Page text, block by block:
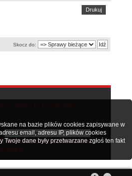
Drukuj
Skocz do:
- Theme by LinuxPanda
| SMF © 2014,Simple Machines
WAP2
na bazie plików cookies zapisywane w
email, adresu IP, plików cookies
dane były przetwarzane zgłoś ten fakt